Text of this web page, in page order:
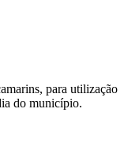
para utilização
do município.